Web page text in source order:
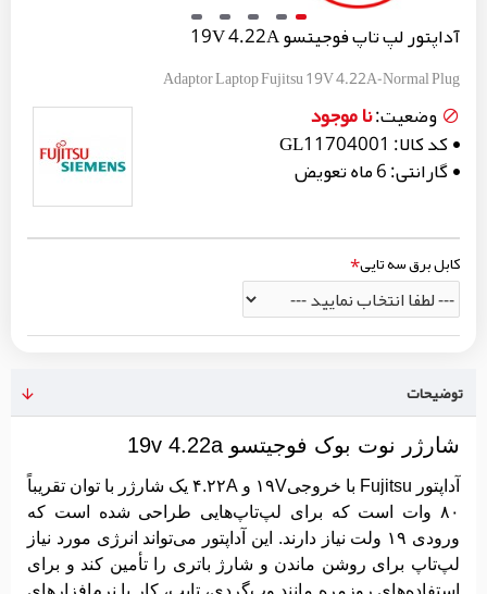
آداپتور لپ تاپ فوجیتسو 19V 4.22A
Adaptor Laptop Fujitsu 19V 4.22A-Normal Plug
وضعیت:نا موجود
کد کالا: GL11704001
گارانتی:6 ماه تعویض
کابل برق سه تایی
توضیحات
شارژر نوت بوک فوجیتسو 19v 4.22a
آداپتور Fujitsu با خروجی۱۹V و ۴.۲۲A یک شارژر با توان تقریباً
۸۰ وات است که برای لپ‌تاپ‌هایی طراحی شده است که
ورودی ۱۹ ولت نیاز دارند. این آداپتور می‌تواند انرژی مورد نیاز
لپ‌تاپ برای روشن ماندن و شارژ باتری را تأمین کند و برای
استفاده‌های روزمره مانند وب‌گردی، تایپ، کار با نرم‌افزارهای